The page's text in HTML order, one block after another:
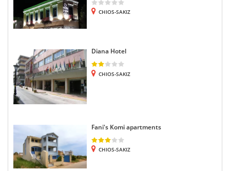
CHIOS-SAKIZ
Diana Hotel
CHIOS-SAKIZ
Fani's Komi apartments
CHIOS-SAKIZ